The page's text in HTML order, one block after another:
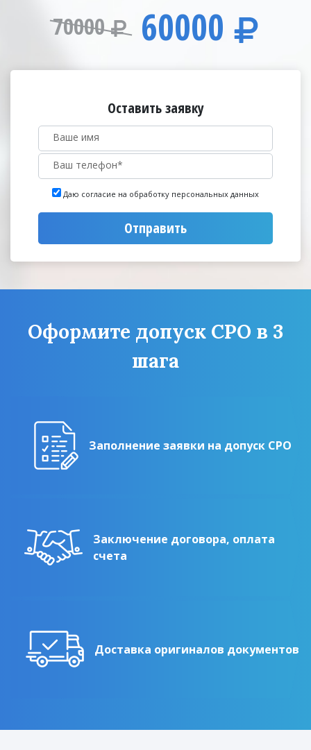
70000 60000
Оставить заявку
Даю согласие на обработку персональных данных
Отправить
Оформите допуск СРО в 3
шага
Заполнение заявки на допуск СРО
Заключение договора, оплата
счета
Доставка оригиналов документов